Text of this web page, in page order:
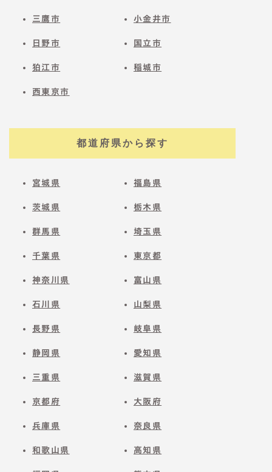
三鷹市 小金井市
日野市 国立市
狛江市 稲城市
西東京市
都道府県から探す
宮城県 福島県
茨城県 栃木県
群馬県 埼玉県
千葉県 東京都
神奈川県 富山県
石川県 山梨県
長野県 岐阜県
静岡県 愛知県
三重県 滋賀県
京都府 大阪府
兵庫県 奈良県
和歌山県 高知県